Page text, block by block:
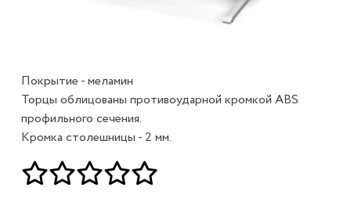
Покрытие - меламин
Торцы облицованы противоударной кромкой ABS
профильного сечения.
Кромка столешницы - 2 мм.